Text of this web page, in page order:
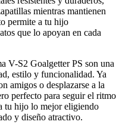
mientras mantienen
permite a tu hijo
que lo apoyan en cada
V-S2 Goalgetter PS son una
estilo y funcionalidad. Ya
amigos o desplazarse a la
perfecto para seguir el ritmo
tu hijo lo mejor eligiendo
y diseño atractivo.